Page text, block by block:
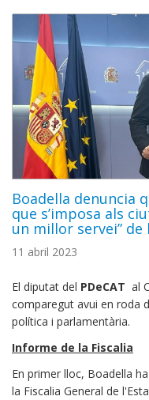
Boadella denuncia
que s’imposa als
un millor servei” de
11 abril 2023
El diputat del PDeCAT al
comparegut avui en roda
política i parlamentària.
Informe de la Fiscalia
En primer lloc, Boadella
la Fiscalia General de